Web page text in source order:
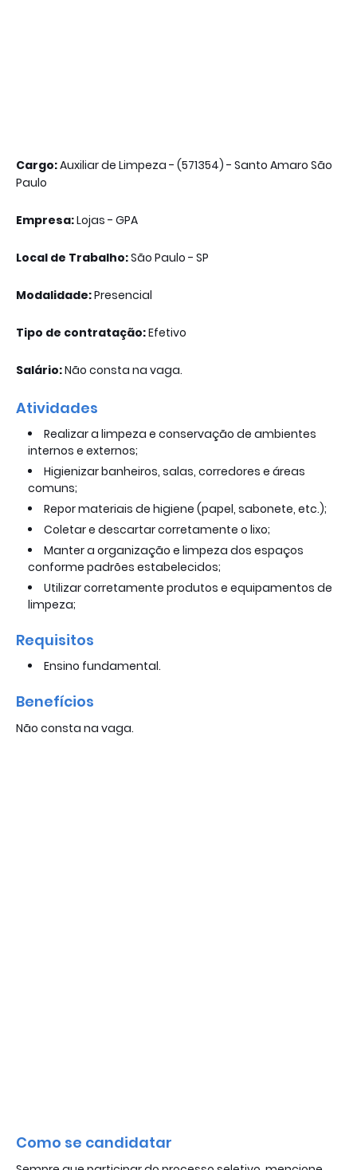
Cargo:Auxiliar de Limpeza - (571354) - Santo Amaro São
Paulo
Empresa:Lojas - GPA
Local de Trabalho:São Paulo - SP
Modalidade:Presencial
Tipo de contratação:Efetivo
Salário:Não consta na vaga.
Atividades
Realizar a limpeza e conservação de ambientes
internos e externos;
Higienizar banheiros, salas, corredores e áreas
comuns;
Repor materiais de higiene (papel, sabonete, etc.);
Coletar e descartar corretamente o lixo;
Manter a organização e limpeza dos espaços
conforme padrões estabelecidos;
Utilizar corretamente produtos e equipamentos de
limpeza;
Requisitos
Ensino fundamental.
Benefícios
Não consta na vaga.
Como se candidatar